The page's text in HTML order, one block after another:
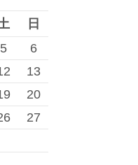
日
5
6
13
20
27